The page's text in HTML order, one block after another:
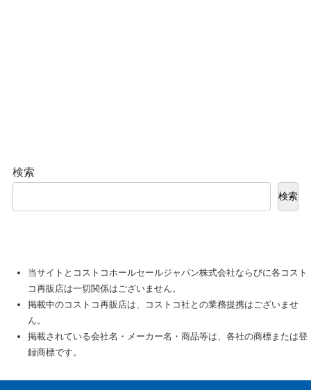
検索
検索
当サイトとコストコホールセールジャパン株式会社ならびに各コスト
コ再販店は一切関係はございません。
掲載中のコストコ再販店は、コストコ社との業務提携はございませ
ん。
掲載されている会社名・メーカー名・商品等は、各社の商標または登
録商標です。